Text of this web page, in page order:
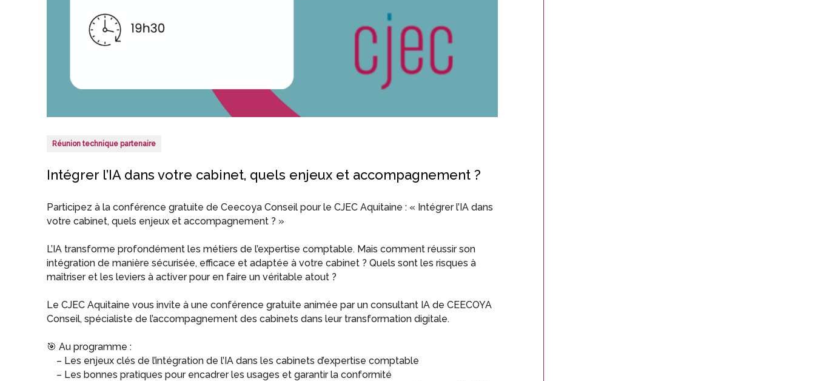
Réunion technique partenaire
Intégrer l’IA dans votre cabinet, quels enjeux et accompagnement ?
Participez à la conférence gratuite de Ceecoya Conseil pour le CJEC Aquitaine : « Intégrer l’IA dans
votre cabinet, quels enjeux et accompagnement ? »
L’IA transforme profondément les métiers de l’expertise comptable. Mais comment réussir son
intégration de manière sécurisée, efficace et adaptée à votre cabinet ? Quels sont les risques à
maîtriser et les leviers à activer pour en faire un véritable atout ?
Le CJEC Aquitaine vous invite à une conférence gratuite animée par un consultant IA de CEECOYA
Conseil, spécialiste de l’accompagnement des cabinets dans leur transformation digitale.
🎯 Au programme :
– Les enjeux clés de l’intégration de l’IA dans les cabinets d’expertise comptable
– Les bonnes pratiques pour encadrer les usages et garantir la conformité